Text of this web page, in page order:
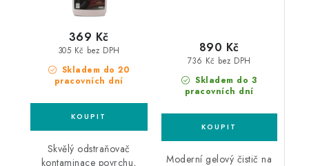
Skladem do 20
pracovních dní
305 Kč bez DPH
369 Kč
Skvělý odstraňovač
kontaminace povrchu,
Skladem do 3
pracovních dní
736 Kč bez DPH
890 Kč
Moderní gelový čistič na